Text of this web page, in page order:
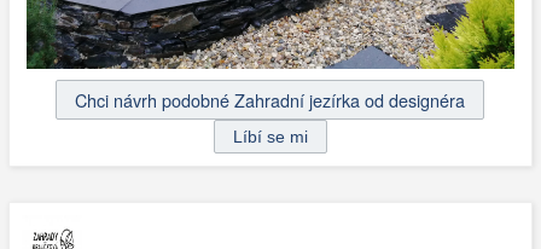
Chci návrh podobné Zahradní jezírka od designéra